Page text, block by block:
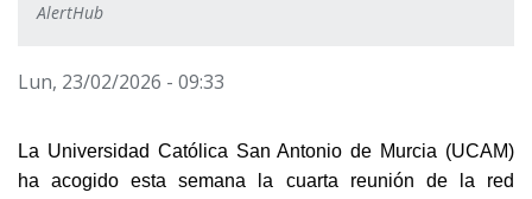
AlertHub
Lun, 23/02/2026 - 09:33
La Universidad Católica San Antonio de Murcia (UCAM)
ha acogido esta semana la cuarta reunión de la red